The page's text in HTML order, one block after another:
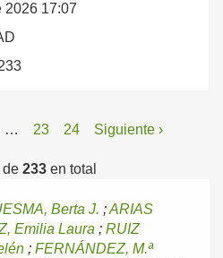
2026 17:07
… 23 24 Siguiente ›
de 233 en total
Berta J. ;ARIAS
Emilia Laura ; RUIZ
; FERNÁNDEZ, M.ª